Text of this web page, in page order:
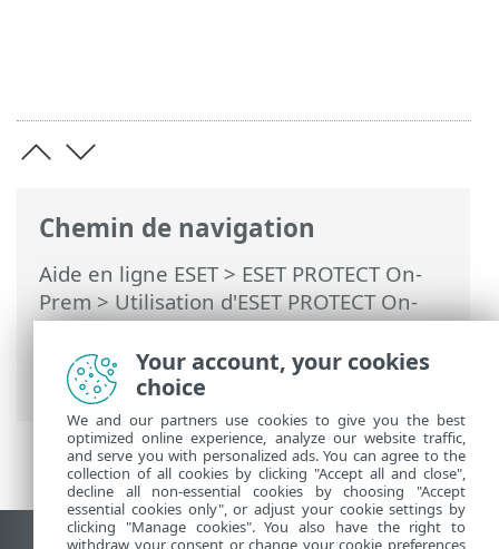
Chemin de navigation
Aide en ligne ESET> ESET PROTECT On-
Prem>Utilisation d'ESET PROTECT On-
Prem>ESET PROTECT On-Prem Menu
principal
>Ordinateurs> Groupes>
Groupes dynamiques
Your account, your cookies
choice
We and our partners use cookies to give you the best
optimized online experience, analyze our website traffic,
and serve you with personalized ads. You can agree to the
collection of all cookies by clicking "Accept all and close",
decline all non-essential cookies by choosing "Accept
essential cookies only", or adjust your cookie settings by
clicking "Manage cookies". You also have the right to
withdraw your consent or change your cookie preferences